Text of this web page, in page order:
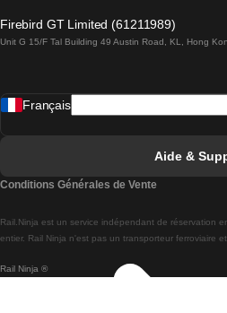
Trains de Lisbonne
Trains de
Trains de Braga à
Firebird GT Limited (61211989)
Unit G 15/F Tal Building 49 Austin Road, KL, Hong
Rail Ninja ®
Rail.Ninja est un service indépendant de réservation
entier. Rail Ninja n'est pas un transporteur ferroviaire
Français
Aide &
Conditions Générales de Vente